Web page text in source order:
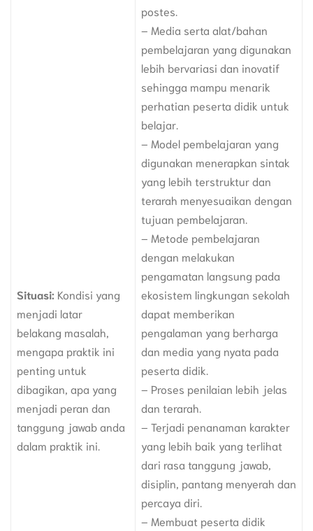
Situasi: Kondisi yang
menjadi latar
belakang masalah,
mengapa praktik ini
penting untuk
dibagikan, apa yang
menjadi peran dan
tanggung jawab anda
dalam praktik ini.
postes.
– Media serta alat/bahan
pembelajaran yang digunakan
lebih bervariasi dan inovatif
sehingga mampu menarik
perhatian peserta didik untuk
belajar.
– Model pembelajaran yang
digunakan menerapkan sintak
yang lebih terstruktur dan
terarah menyesuaikan dengan
tujuan pembelajaran.
– Metode pembelajaran
dengan melakukan
pengamatan langsung pada
ekosistem lingkungan sekolah
dapat memberikan
pengalaman yang berharga
dan media yang nyata pada
peserta didik.
– Proses penilaian lebih jelas
dan terarah.
– Terjadi penanaman karakter
yang lebih baik yang terlihat
dari rasa tanggung jawab,
disiplin, pantang menyerah dan
percaya diri.
– Membuat peserta didik